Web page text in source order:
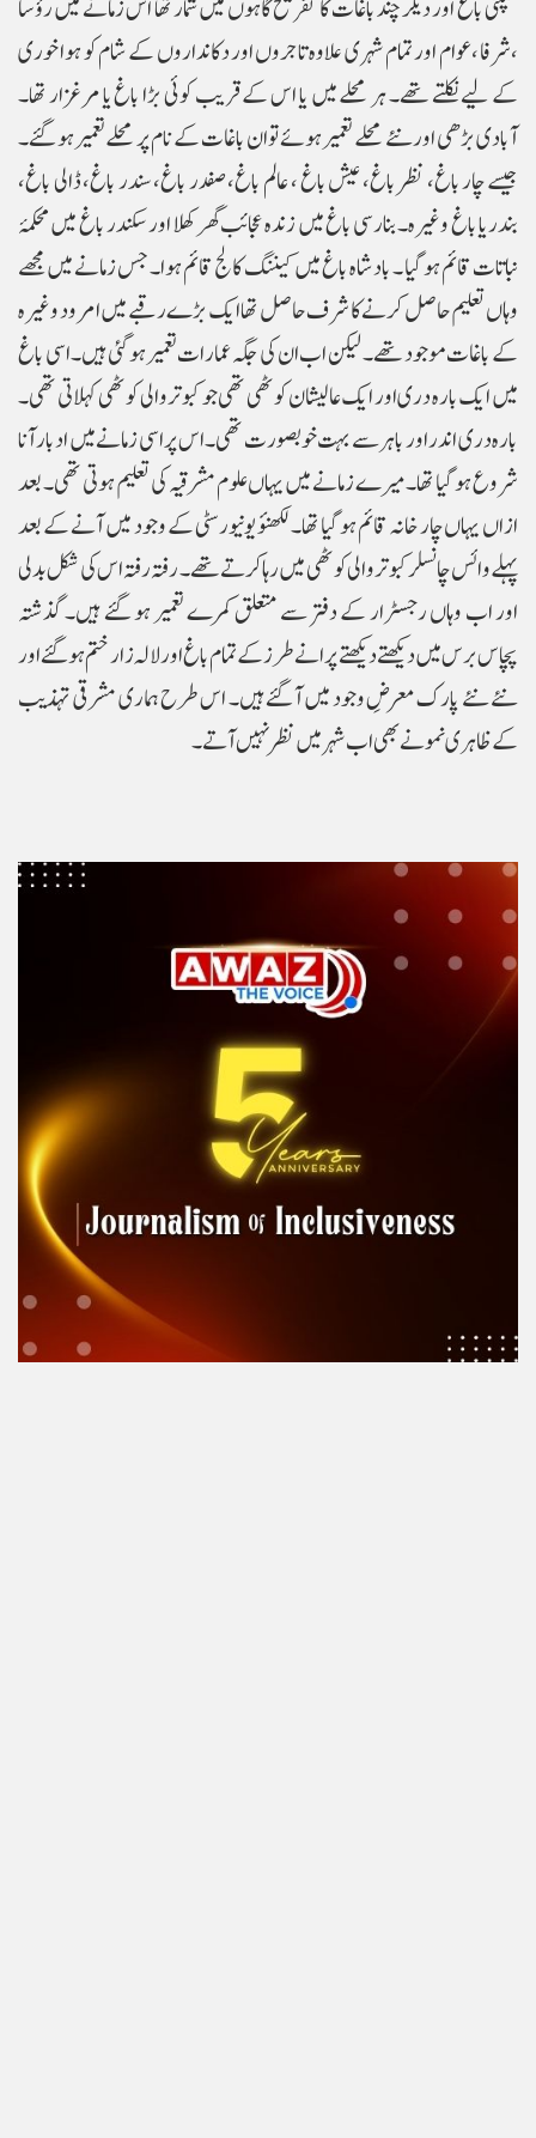
کمپنی باغ اور دیگر چند باغات کا تفریح گاہوں میں شمار تھا اس زمانے میں رؤسا
،شرفا ،عوام اور تمام شہری علاوہ تاجروں اور دکانداروں کے شام کو ہوا خوری
کے لیے نکلتے تھے۔ ہر محلے میں یا اس کے قریب کوئی بڑا باغ یا مرغزار تھا۔
آبادی بڑھی اور نئے محلے تعمیر ہوئے تو ان باغات کے نام پر محلے تعمیر ہو گئے۔
جیسے چار باغ، نظر باغ، عیش باغ ، عالم باغ، صفدر باغ، سندر باغ، ڈالی باغ،
بندریا باغ وغیرہ۔ بنارسی باغ میں زندہ عجائب گھر کھلا اور سکندر باغ میں محکمۂ
نباتات قائم ہو گیا ۔ بادشاہ باغ میں کیننگ کالج قائم ہوا۔ جس زمانے میں مجھے
وہاں تعلیم حاصل کرنے کا شرف حاصل تھا ایک بڑے رقبے میں امرود وغیرہ
کے باغات موجود تھے۔ لیکن اب ان کی جگہ عمارات تعمیر ہو گئی ہیں۔ اسی باغ
میں ایک بارہ دری اور ایک عالیشان کوٹھی تھی جو کبوتر والی کوٹھی کہلاتی تھی۔
بارہ دری اندر اور باہر سے بہت خوبصورت تھی۔ اس پر اسی زمانے میں ادبار آنا
شروع ہو گیا تھا۔ میرے زمانے میں یہاں علوم مشرقیہ کی تعلیم ہوتی تھی۔ بعد
ازاں یہاں چار خانہ قائم ہو گیا تھا۔ لکھنؤ یونیورسٹی کے وجود میں آنے کے بعد
پہلے وائس چانسلر کبوتر والی کوٹھی میں رہا کرتے تھے۔ رفتہ رفتہ اس کی شکل بدلی
اور اب وہاں رجسٹرار کے دفتر سے متعلق کمرے تعمیر ہو گئے ہیں۔ گذشتہ
پچاس برس میں دیکھتے دیکھتے پرانے طرز کے تمام باغ اور لالہ زار ختم ہو گئے اور
نئے نئے پارک معرضِ وجود میں آ گئے ہیں۔ اس طرح ہماری مشرقی تہذیب
کے ظاہری نمونے بھی اب شہر میں نظر نہیں آتے۔